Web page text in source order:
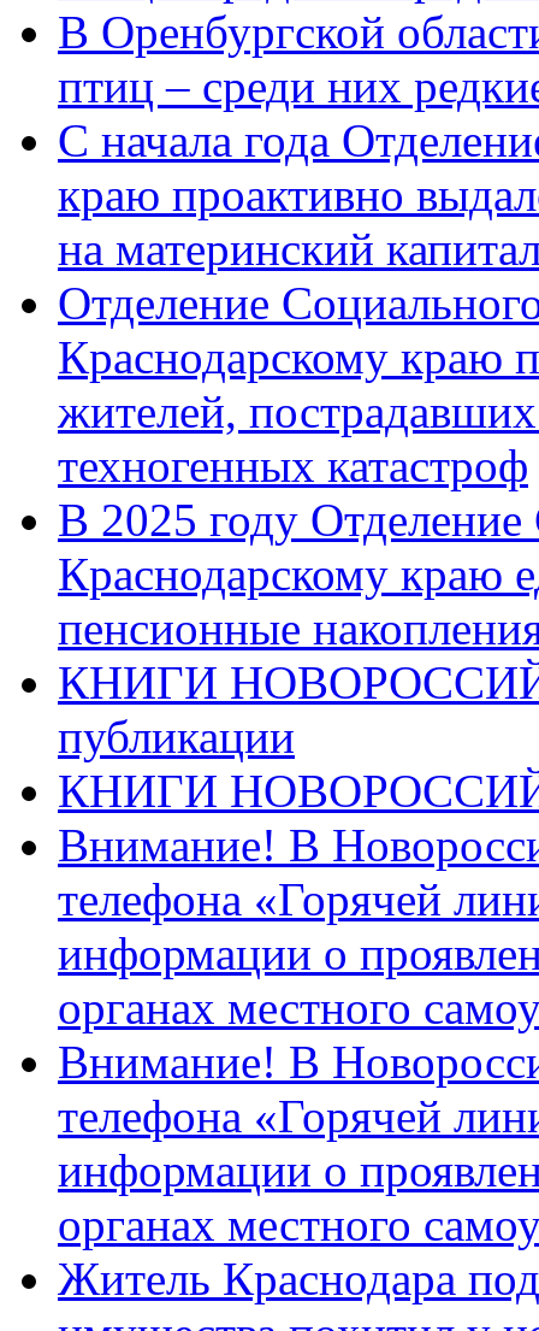
В Оренбургской
птиц – среди них
С начала года
краю проактивно
на материнский
Отделение
Краснодарскому краю
жителей,
техногенных катастроф
В 2025 году
Краснодарскому краю
пенсионные
КНИГИ
публикации
КНИГИ
Внимание! В
телефона «Горячей
информации о
органах местного
Внимание! В
телефона «Горячей
информации о
органах местного
Житель Краснодара